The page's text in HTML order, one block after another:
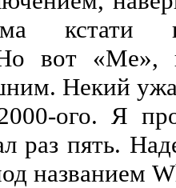
кстати
вот «Me»,
Некий
2000-ого. Я
раз пять.
названием